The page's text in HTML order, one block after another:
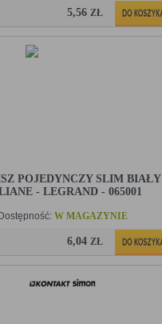
5,56 ZŁ
POJEDYNCZY SLIM BIAŁY
- LEGRAND - 065001
W MAGAZYNIE
6,04 ZŁ